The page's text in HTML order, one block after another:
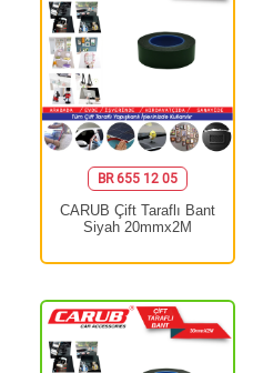
BR 655 12 05
CARUB Çift Taraflı Bant
Siyah 20mmx2M